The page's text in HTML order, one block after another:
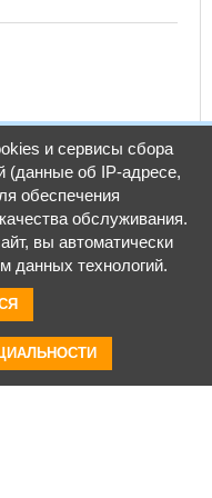
и сервисы сбора
(данные об IP-адресе,
обеспечения
обслуживания.
вы автоматически
данных технологий.